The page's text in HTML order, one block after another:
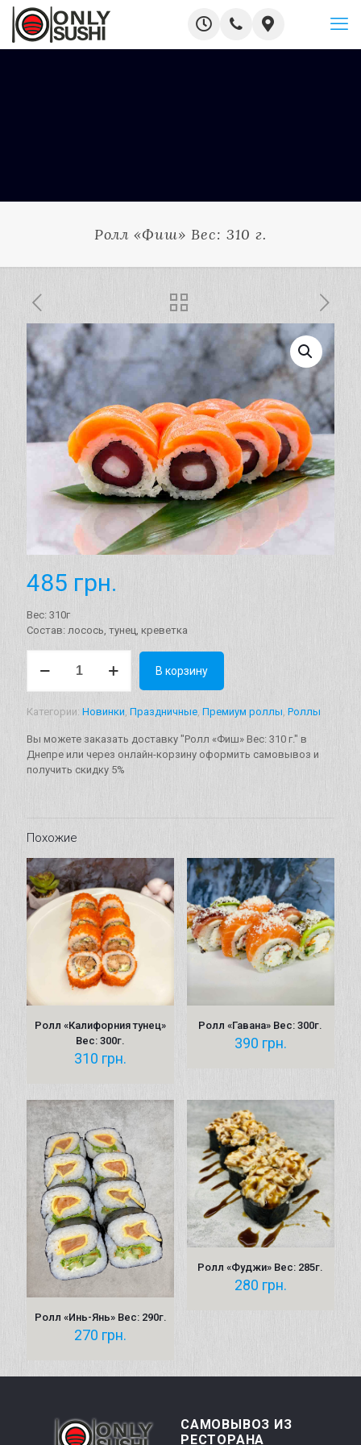
Ролл «Фиш» Вес: 310 г.
485 грн.
Вес: 310г
Состав: лосось, тунец, креветка
товара
Вес:
310
г.
В корзину
Категории: Новинки Праздничные Премиум роллы Роллы
Вы можете заказать доставку "Ролл «Фиш» Вес: 310 г." в
Днепре или через онлайн-корзину оформить самовывоз и
получить скидку 5%
Похожие
Ролл «Калифорния тунец»
Вес: 300г.
310 грн.
Ролл «Гавана» Вес: 300г.
390 грн.
Ролл «Инь-Янь» Вес: 290г.
270 грн.
Ролл «Фуджи» Вес: 285г.
280 грн.
САМОВЫВОЗ ИЗ
РЕСТОРАНА